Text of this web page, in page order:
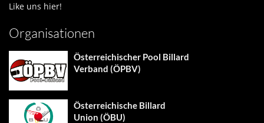
Like uns hier!
Organisationen
Österreichischer Pool Billard
Verband (ÖPBV)
Österreichische Billard
Union (ÖBU)